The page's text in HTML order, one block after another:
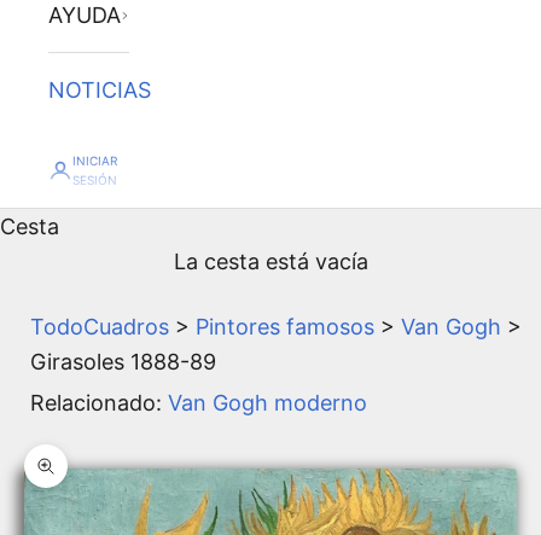
AYUDA
NOTICIAS
INICIAR
SESIÓN
Cesta
La cesta está vacía
TodoCuadros > Pintores famosos > Van Gogh >
Girasoles 1888-89
Relacionado: Van Gogh moderno
Zoom